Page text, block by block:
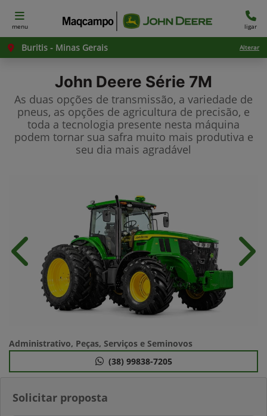
menu ligar
Buritis - Minas Gerais Alterar
John Deere Série 7M
As duas opções de transmissão, a variedade de
pneus, as opções de agricultura de precisão, e
toda a tecnologia presente nesta máquina
podem tornar sua safra muito mais produtiva e
seu dia mais agradável
Solicitar proposta
Anterior
Administrativo, Peças, Serviços e Seminovos
(38) 99838-7205